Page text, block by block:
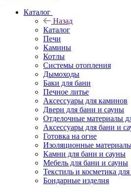
Каталог
Назад
Каталог
Печи
Камины
Котлы
Системы отопления
Дымоходы
Баки для бани
Печное литье
Аксессуары для каминов
Двери для бани и сауны
Отделочные материалы
Аксессуары для бани и
Готовка на огне
Изоляционные
Камни для бани и сауны
Мебель для бани и сауны
Текстиль и косметика
Бондарные изделия